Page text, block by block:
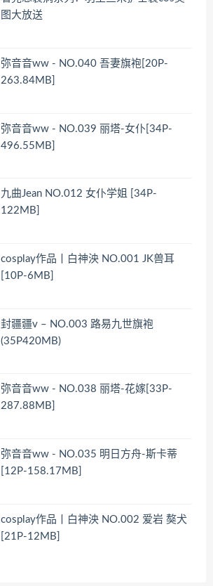
图大放送
弥音音ww - NO.040 吾妻旗袍[20P-
263.84MB]
弥音音ww - NO.039 丽塔-女仆[34P-
496.55MB]
九曲Jean NO.012 女仆学姐 [34P-
122MB]
cosplay作品丨白神泱 NO.001 JK兽耳
[10P-6MB]
封疆疆v – NO.003 路易九世旗袍
(35P420MB)
弥音音ww - NO.038 丽塔-花嫁[33P-
287.88MB]
弥音音ww - NO.035 明日方舟-斯卡蒂
[12P-158.17MB]
cosplay作品丨白神泱 NO.002 爱岩 獒犬
[21P-12MB]